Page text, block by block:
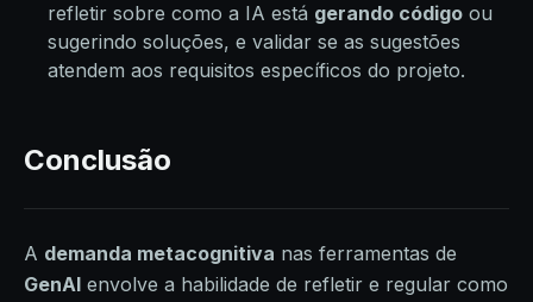
refletir sobre como a IA está gerando código ou
sugerindo soluções, e validar se as sugestões
atendem aos requisitos específicos do projeto.
Conclusão
A demanda metacognitiva nas ferramentas de
GenAI envolve a habilidade de refletir e regular como